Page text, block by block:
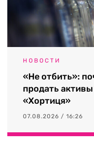
НОВОСТИ
«Не отбить»:
продать
«Хортиця»
07.08.2026 / 16:26